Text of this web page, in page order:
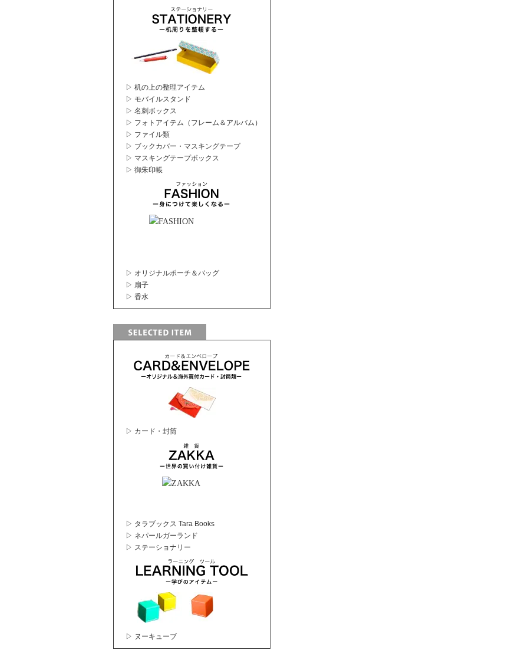
▷ 机の上の整理アイテム
▷ モバイルスタンド
▷ 名刺ボックス
▷ フォトアイテム（フレーム＆アルバム）
▷ ファイル類
▷ ブックカバー・マスキングテープ
▷ マスキングテープボックス
▷ 御朱印帳
▷ オリジナルポーチ＆バッグ
▷ 扇子
▷ 香水
▷ カード・封筒
▷ タラブックス Tara Books
▷ ネパールガーランド
▷ ステーショナリー
▷ ヌーキューブ